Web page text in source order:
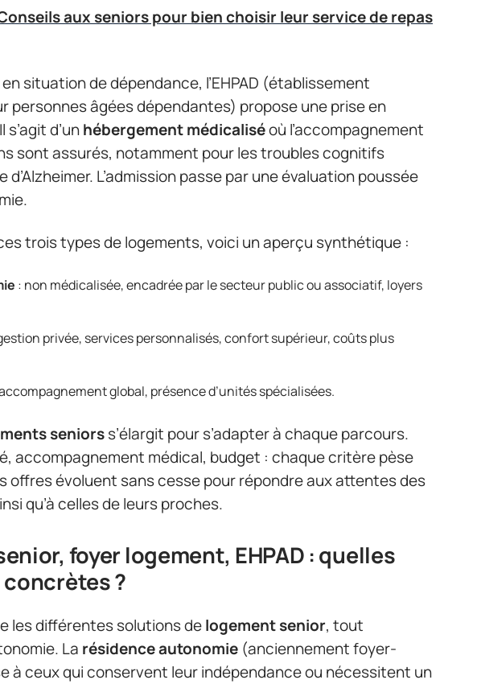
aux seniors pour bien choisir leur service de repas
situation de dépendance, l’EHPAD (établissement
personnes âgées dépendantes) propose une prise en
d’unhébergement médicaliséoù l’accompagnement
sont assurés, notamment pour les troubles cognitifs
d’Alzheimer. L’admission passe par une évaluation poussée
trois types de logements, voici un aperçu synthétique :
: non médicalisée, encadrée par le secteur public ou associatif, loyers
privée, services personnalisés, confort supérieur, coûts plus
global, présence d’unités spécialisées.
seniorss’élargit pour s’adapter à chaque parcours.
accompagnement médical, budget : chaque critère pèse
offres évoluent sans cesse pour répondre aux attentes des
qu’à celles de leurs proches.
foyer logement, EHPAD : quelles
?
les différentes solutions delogement senior, tout
La résidence autonomie (anciennement foyer-
à ceux qui conservent leur indépendance ou nécessitent un